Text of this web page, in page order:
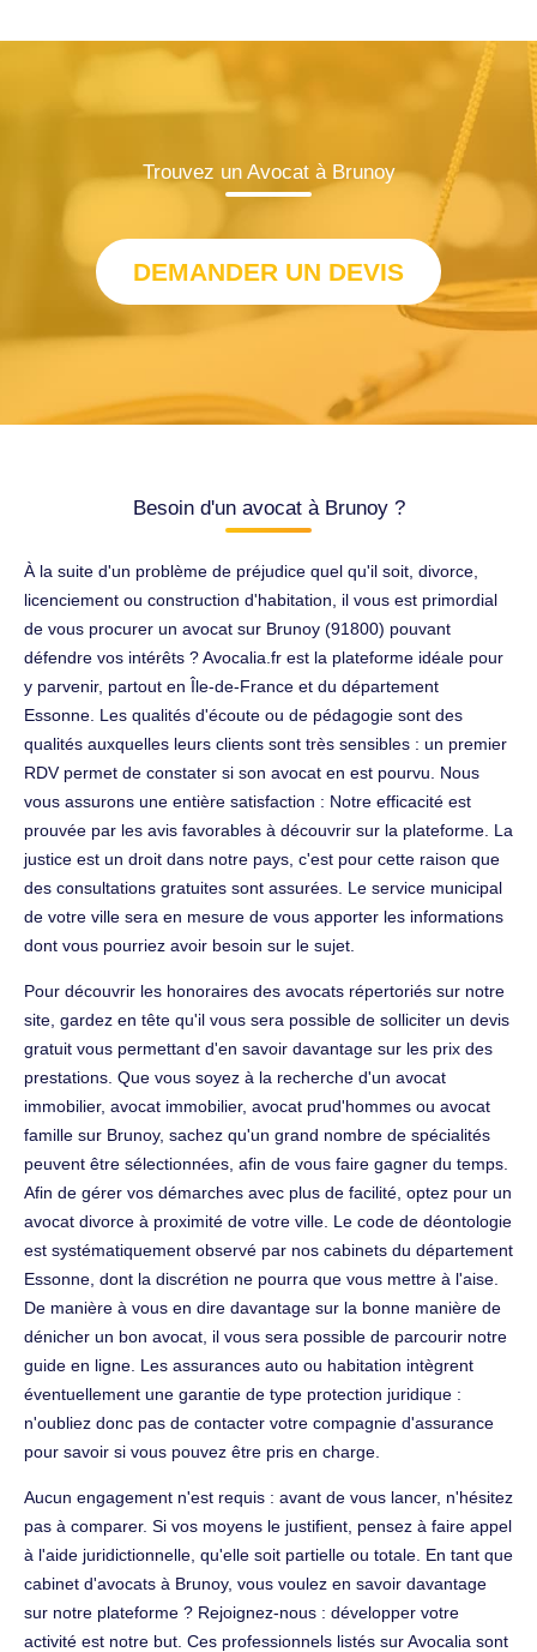
Trouvez un Avocat à Brunoy
DEMANDER UN DEVIS
Besoin d'un avocat à Brunoy ?
À la suite d'un problème de préjudice quel qu'il soit, divorce,
licenciement ou construction d'habitation, il vous est primordial
de vous procurer un avocat sur Brunoy (91800) pouvant
défendre vos intérêts ? Avocalia.fr est la plateforme idéale pour
y parvenir, partout en Île-de-France et du département
Essonne. Les qualités d'écoute ou de pédagogie sont des
qualités auxquelles leurs clients sont très sensibles : un premier
RDV permet de constater si son avocat en est pourvu. Nous
vous assurons une entière satisfaction : Notre efficacité est
prouvée par les avis favorables à découvrir sur la plateforme. La
justice est un droit dans notre pays, c'est pour cette raison que
des consultations gratuites sont assurées. Le service municipal
de votre ville sera en mesure de vous apporter les informations
dont vous pourriez avoir besoin sur le sujet.
Pour découvrir les honoraires des avocats répertoriés sur notre
site, gardez en tête qu'il vous sera possible de solliciter un devis
gratuit vous permettant d'en savoir davantage sur les prix des
prestations. Que vous soyez à la recherche d'un avocat
immobilier, avocat immobilier, avocat prud'hommes ou avocat
famille sur Brunoy, sachez qu'un grand nombre de spécialités
peuvent être sélectionnées, afin de vous faire gagner du temps.
Afin de gérer vos démarches avec plus de facilité, optez pour un
avocat divorce à proximité de votre ville. Le code de déontologie
est systématiquement observé par nos cabinets du département
Essonne, dont la discrétion ne pourra que vous mettre à l'aise.
De manière à vous en dire davantage sur la bonne manière de
dénicher un bon avocat, il vous sera possible de parcourir notre
guide en ligne. Les assurances auto ou habitation intègrent
éventuellement une garantie de type protection juridique :
n'oubliez donc pas de contacter votre compagnie d'assurance
pour savoir si vous pouvez être pris en charge.
Aucun engagement n'est requis : avant de vous lancer, n'hésitez
pas à comparer. Si vos moyens le justifient, pensez à faire appel
à l'aide juridictionnelle, qu'elle soit partielle ou totale. En tant que
cabinet d'avocats à Brunoy, vous voulez en savoir davantage
sur notre plateforme ? Rejoignez-nous : développer votre
activité est notre but. Ces professionnels listés sur Avocalia sont